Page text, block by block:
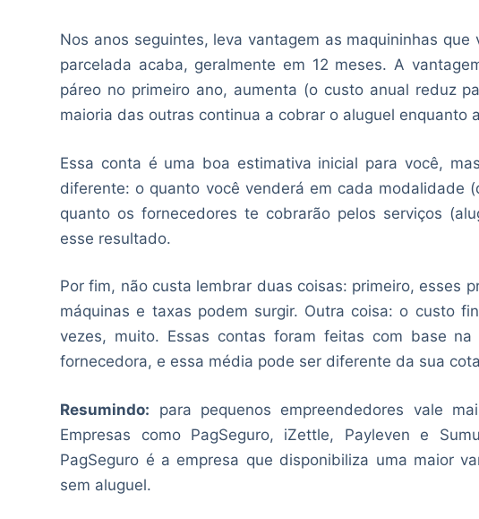
Nos anos seguintes, leva vantagem as maquininhas
parcelada acaba, geralmente em 12 meses. A
páreo no primeiro ano, aumenta (o custo anual reduz
maioria das outras continua a cobrar o aluguel enquanto
Essa conta é uma boa estimativa inicial para você,
diferente: o quanto você venderá em cada modalidade
quanto os fornecedores te cobrarão pelos serviços
esse resultado.
Por fim, não custa lembrar duas coisas: primeiro, esses
máquinas e taxas podem surgir. Outra coisa: o custo
vezes, muito. Essas contas foram feitas com base
fornecedora, e essa média pode ser diferente da sua
Resumindo: para pequenos empreendedores vale
Empresas como PagSeguro, iZettle, Payleven e
PagSeguro é a empresa que disponibiliza uma maior
sem aluguel.